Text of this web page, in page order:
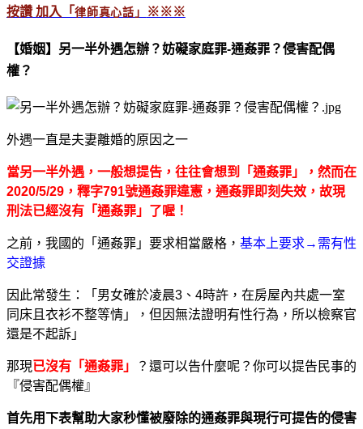
按讚 加入「律師真心話」 ※※※
【婚姻】另一半外遇怎辦？妨礙家庭罪-通姦罪？侵害配偶
權？
外遇一直是夫妻離婚的原因之一
當另一半外遇，一般想提告，往往會想到 「通姦罪」
，然而在
2020/5/29 ，釋字791號通姦罪違憲，通姦罪即刻失效 ，故現
刑法已經沒有 「通姦罪」了喔！
之前，我國的「通姦罪」要求相當嚴格， 基本上要求→需有性
交證據
因此常發生：「男女確於凌晨3、4時許，在房屋內共處一室
同床且衣衫不整等情」，但因無法證明有性行為，所以檢察官
還是不起訴」
那現已沒有 「通姦罪」
？還可以告什麼呢？你可以提告民事的
『侵害配偶權』
首先用下表幫助大家秒懂被廢除的通姦罪與現行可提告的侵害